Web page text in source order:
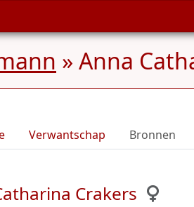
» Anna
Verwantschap Bronnen
Crakers